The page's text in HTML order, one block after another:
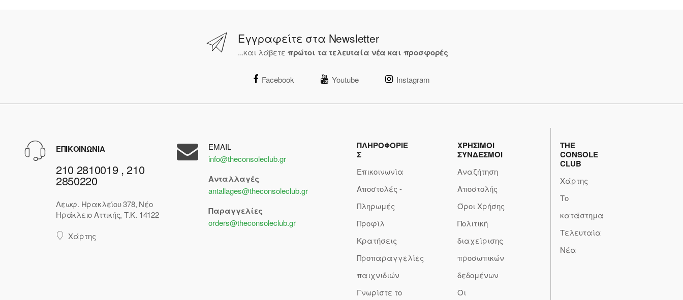
Εγγραφείτε στα Newsletter
...και λάβετε πρώτοι τα τελευταία νέα και προσφορές
Facebook Youtube Instagram
ΕΠΙΚΟΙΝΩΝΙΑ
210 2810019 , 210
2850220
Λεωφ. Ηρακλείου 378, Νέο
Ηράκλειο Αττικής, Τ.Κ. 14122
Χάρτης
EMAIL
info@theconsoleclub.gr
Ανταλλαγές
antallages@theconsoleclub.gr
Παραγγελίες
orders@theconsoleclub.gr
ΠΛΗΡΟΦΟΡΙΕ
Σ
Επικοινωνία
Αποστολές -
Πληρωμές
Προφίλ
Κρατήσεις
Προπαραγγελίες
παιχνιδιών
Γνωρίστε το
ΧΡΗΣΙΜΟΙ
ΣΥΝΔΕΣΜΟΙ
Αναζήτηση
Αποστολής
Όροι Χρήσης
Πολιτική
διαχείρισης
προσωπικών
δεδομένων
Οι
THE
CONSOLE
CLUB
Χάρτης
Το
κατάστημα
Τελευταία
Νέα